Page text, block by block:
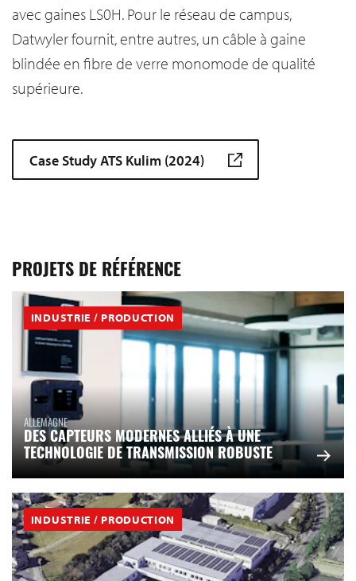
avec gaines LS0H. Pour le réseau de campus,
Datwyler fournit, entre autres, un câble à gaine
blindée en fibre de verre monomode de qualité
supérieure.
Case Study ATS Kulim (2024)
PROJETS DE RÉFÉRENCE
INDUSTRIE / PRODUCTION
ALLEMAGNE
DES CAPTEURS MODERNES ALLIÉS À UNE
TECHNOLOGIE DE TRANSMISSION ROBUSTE
INDUSTRIE / PRODUCTION